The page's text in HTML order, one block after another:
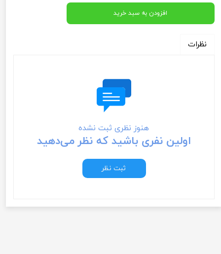
افزودن به سبد خرید
نظرات
هنوز نظری ثبت نشده
اولین نفری باشید که نظر می‌دهید
ثبت نظر